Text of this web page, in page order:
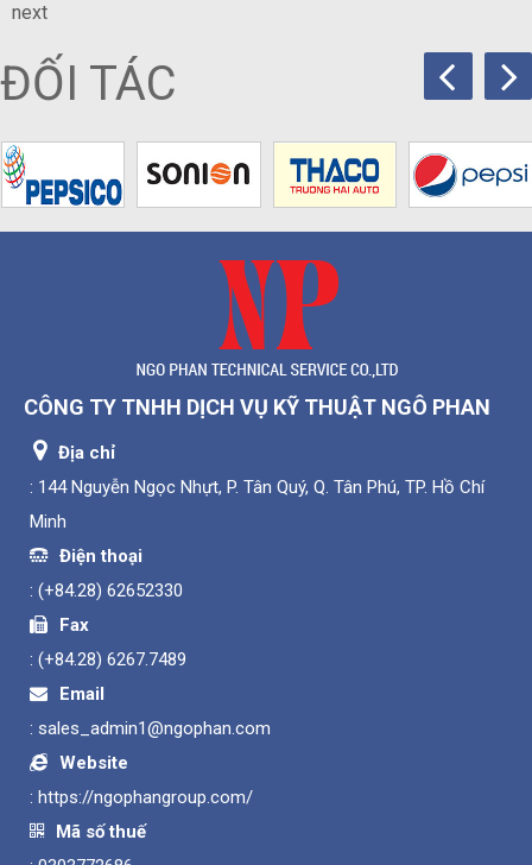
next
ĐỐI TÁC
CÔNG TY TNHH DỊCH VỤ KỸ THUẬT NGÔ PHAN
Địa chỉ
: 144 Nguyễn Ngọc Nhựt, P. Tân Quý, Q. Tân Phú, TP. Hồ Chí
Minh
Điện thoại
: (+84.28) 62652330
Fax
: (+84.28) 6267.7489
Email
: sales_admin1@ngophan.com
Website
: https://ngophangroup.com/
Mã số thuế